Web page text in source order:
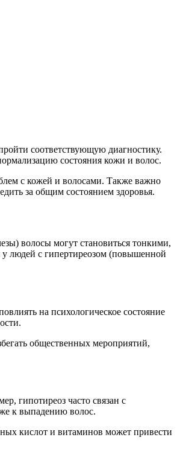
соответствующую диагностику.
состояния кожи и волос.
с кожей и волосами. Также важно
за общим состоянием здоровья.
волосы могут становиться тонкими,
людей с гипертиреозом (повышенной
на психологическое состояние
общественных мероприятий,
гипотиреоз часто связан с
к выпадению волос.
кислот и витаминов может привести